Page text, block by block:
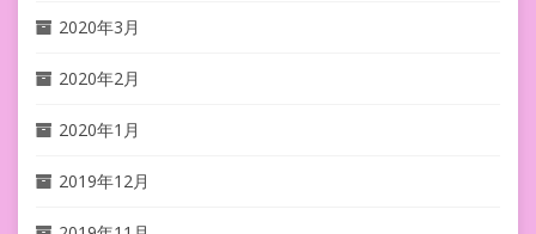
2020年3月
2020年2月
2020年1月
2019年12月